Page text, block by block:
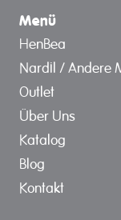
Menü
HenBea
Nardil / Andere
Outlet
Über Uns
Katalog
Blog
Kontakt